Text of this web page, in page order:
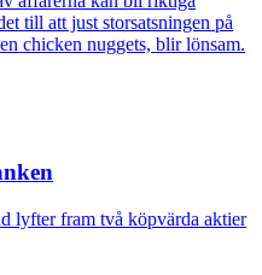
till att just storsatsningen på
chicken nuggets, blir lönsam.
lyfter fram två köpvärda aktier